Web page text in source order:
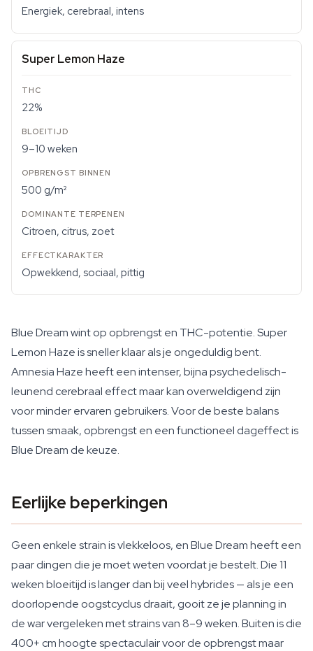
Energiek, cerebraal, intens
Super Lemon Haze
22%
9–10 weken
500 g/m²
Citroen, citrus, zoet
Opwekkend, sociaal, pittig
Blue Dream wint op opbrengst en THC-potentie. Super
Lemon Haze is sneller klaar als je ongeduldig bent.
Amnesia Haze heeft een intenser, bijna psychedelisch-
leunend cerebraal effect maar kan overweldigend zijn
voor minder ervaren gebruikers. Voor de beste balans
tussen smaak, opbrengst en een functioneel dageffect is
Blue Dream de keuze.
Eerlijke beperkingen
Geen enkele strain is vlekkeloos, en Blue Dream heeft een
paar dingen die je moet weten voordat je bestelt. Die 11
weken bloeitijd is langer dan bij veel hybrides — als je een
doorlopende oogstcyclus draait, gooit ze je planning in
de war vergeleken met strains van 8–9 weken. Buiten is die
400+ cm hoogte spectaculair voor de opbrengst maar